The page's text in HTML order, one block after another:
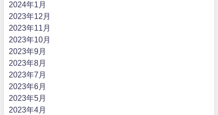
2024年1月
2023年12月
2023年11月
2023年10月
2023年9月
2023年8月
2023年7月
2023年6月
2023年5月
2023年4月